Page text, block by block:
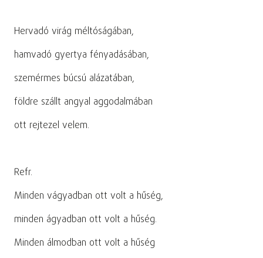
Hervadó virág méltóságában,
hamvadó gyertya fényadásában,
szemérmes búcsú alázatában,
földre szállt angyal aggodalmában
ott rejtezel velem.
Refr.
Minden vágyadban ott volt a hűség,
minden ágyadban ott volt a hűség.
Minden álmodban ott volt a hűség